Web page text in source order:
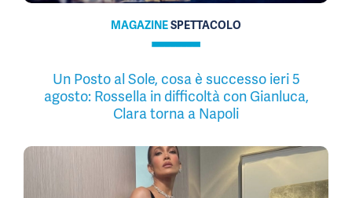
MAGAZINESPETTACOLO
Un Posto al Sole, cosa è successo ieri 5
agosto: Rossella in difficoltà con Gianluca,
Clara torna a Napoli